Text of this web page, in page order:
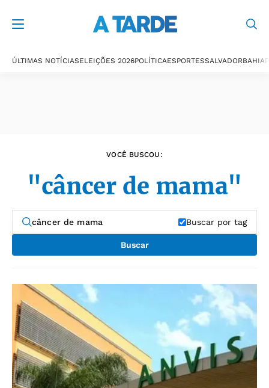
ÚLTIMAS NOTÍCIASELEIÇÕES 2026POLÍTICAESPORTESSALVADORBAHIA
VOCÊ BUSCOU:
"câncer de mama"
Buscar por tag
Buscar